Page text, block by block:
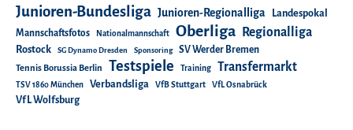
Junioren-Bundesliga Junioren-Regionalliga
Landespokal
Mannschaftsfotos
Nationalmannschaft Oberliga Regionalliga
Rostock SG Dynamo Dresden Sponsoring SV Werder Bremen
Tennis Borussia Berlin Testspiele Training Transfermarkt
TSV 1860 München Verbandsliga VfB Stuttgart VfL Osnabrück
VfL Wolfsburg